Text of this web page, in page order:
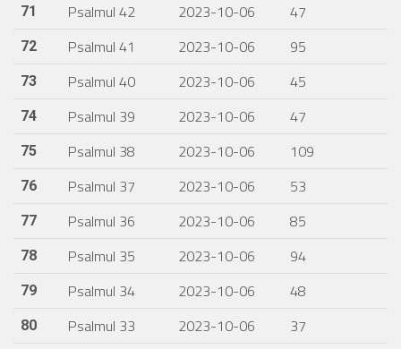
71 Psalmul 42 2023-10-06 47
72 Psalmul 41 2023-10-06 95
73 Psalmul 40 2023-10-06 45
74 Psalmul 39 2023-10-06 47
75 Psalmul 38 2023-10-06 109
76 Psalmul 37 2023-10-06 53
77 Psalmul 36 2023-10-06 85
78 Psalmul 35 2023-10-06 94
79 Psalmul 34 2023-10-06 48
80 Psalmul 33 2023-10-06 37